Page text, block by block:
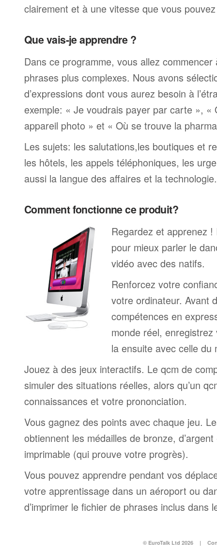
clairement et à une vitesse que vous
Que vais-je apprendre ?
Dans ce programme, vous allez
phrases plus complexes. Nous avons
d’expressions dont vous aurez besoin à
exemple: « Je voudrais payer par carte », «
appareil photo » et « Où se trouve la
Les sujets: les salutations,les boutiques et
les hôtels, les appels téléphoniques, les
aussi la langue des affaires et la technologie.
Comment fonctionne ce produit?
Regardez et apprenez
pour mieux parler le
vidéo avec des natifs.
Renforcez votre
votre ordinateur. Avant
compétences en
monde réel,
la ensuite avec celle du
Jouez à des jeux interactifs. Le qcm de
simuler des situations réelles, alors qu’un
connaissances et votre prononciation.
Vous gagnez des points avec chaque jeu.
obtiennent les médailles de bronze, d’argent
imprimable (qui prouve votre progrès).
Vous pouvez apprendre pendant vos
votre apprentissage dans un aéroport ou
d’imprimer le fichier de phrases inclus dans
© EuroTalk Ltd 2026 |